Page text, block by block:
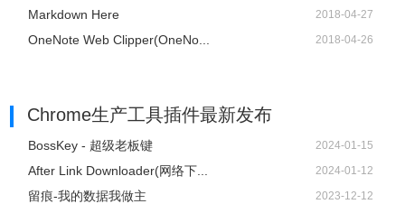
Markdown Here 2018-04-27
OneNote Web Clipper(OneNo... 2018-04-26
Chrome生产工具插件最新发布
BossKey - 超级老板键 2024-01-15
After Link Downloader(网络下... 2024-01-12
留痕-我的数据我做主 2023-12-12